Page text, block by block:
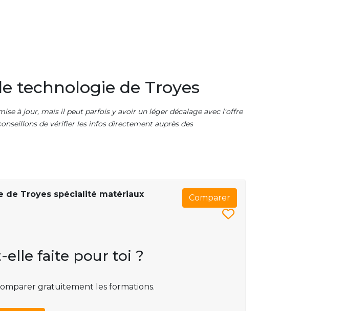
technologie de Troyes
à jour, mais il peut parfois y avoir un léger décalage avec l'offre
de vérifier les infos directement auprès des
Troyes spécialité matériaux Comparer
faite pour toi ?
gratuitement les formations.